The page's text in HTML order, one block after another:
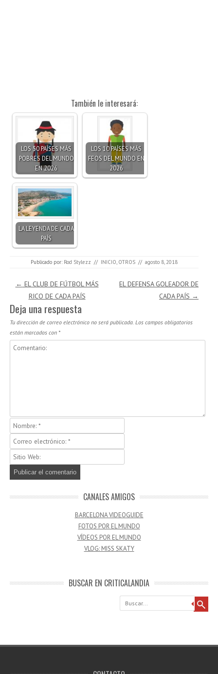
También le interesará:
LOS 50 PAÍSES MÁS
POBRES DEL MUNDO
EN 2026
LOS 10 PAÍSES MÁS
FEOS DEL MUNDO EN
2026
LA LEYENDA DE CADA
PAÍS
Publicado por: Rod Stylezz // INICIO OTROS // agosto 8, 2018
Navegación de entradas
← EL CLUB DE FÚTBOL MÁS
RICO DE CADA PAÍS
EL DEFENSA GOLEADOR DE
CADA PAÍS →
Deja una respuesta
Tu dirección de correo electrónico no será publicada. Los campos obligatorios
están marcados con *
CANALES AMIGOS
BARCELONA VIDEOGUIDE
FOTOS POR EL MUNDO
VÍDEOS POR EL MUNDO
VLOG: MISS SKATY
BUSCAR EN CRITICALANDIA
Buscar